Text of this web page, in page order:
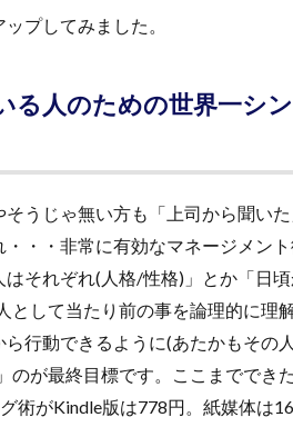
プしてみました。
人のための世界一シ
うじゃ無い方も「上司から聞い
・・非常に有効なマネージメン
それぞれ(人格/性格)」とか「日
して当たり前の事を論理的に理
行動できるように(あたかもその
が最終目標です。ここまででき
術がKindle版は778円。紙媒体は